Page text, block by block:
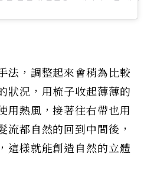
法，調整起來會稍為比較
狀況，用梳子收起薄薄的
用熱風，接著往右帶也用
流都自然的回到中間後，
這樣就能創造自然的立體